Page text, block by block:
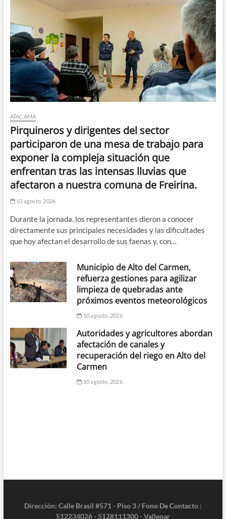
ATACAMA
Pirquineros y dirigentes del sector
participaron de una mesa de trabajo para
exponer la compleja situación que
enfrentan tras las intensas lluvias que
afectaron a nuestra comuna de Freirina.
10 agosto, 2026
Durante la jornada, los representantes dieron a conocer
directamente sus principales necesidades y las dificultades
que hoy afectan el desarrollo de sus faenas y, con…
Municipio de Alto del Carmen,
refuerza gestiones para agilizar
limpieza de quebradas ante
próximos eventos meteorológicos
10 agosto, 2026
Autoridades y agricultores abordan
afectación de canales y
recuperación del riego en Alto del
Carmen
10 agosto, 2026
Dirección: Calle Brasil #571 - Piso 3 / Fono De Contacto :
512234026 - 5128111300 - Vallenar